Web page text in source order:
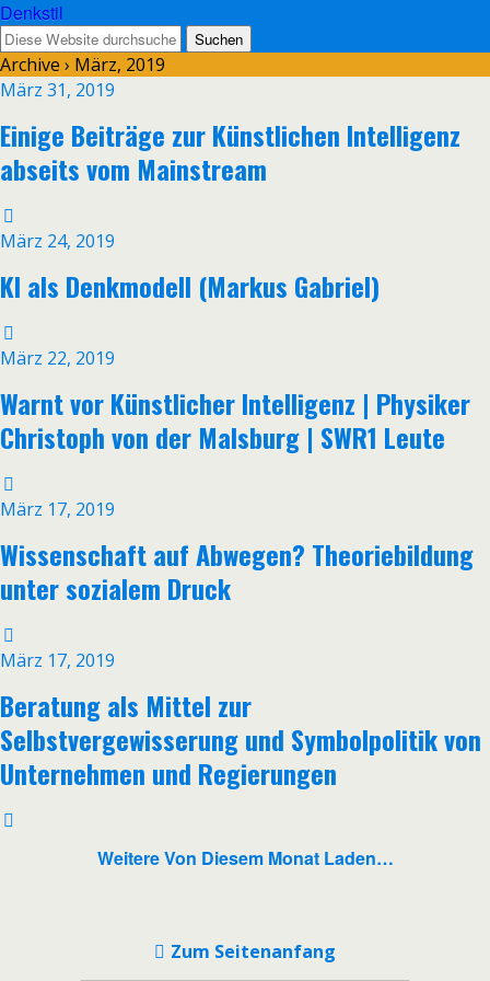
Denkstil
Archive › März, 2019
März 31, 2019
Einige Beiträge zur Künstlichen Intelligenz
abseits vom Mainstream
März 24, 2019
KI als Denkmodell (Markus Gabriel)
März 22, 2019
Warnt vor Künstlicher Intelligenz | Physiker
Christoph von der Malsburg | SWR1 Leute
März 17, 2019
Wissenschaft auf Abwegen? Theoriebildung
unter sozialem Druck
März 17, 2019
Beratung als Mittel zur
Selbstvergewisserung und Symbolpolitik von
Unternehmen und Regierungen
Weitere Von Diesem Monat Laden…
Zum Seitenanfang